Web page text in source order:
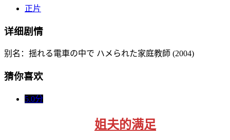
正片
详细剧情
别名：揺れる電車の中で ハメられた家庭教師 (2004)
猜你喜欢
5.0分
姐夫的满足